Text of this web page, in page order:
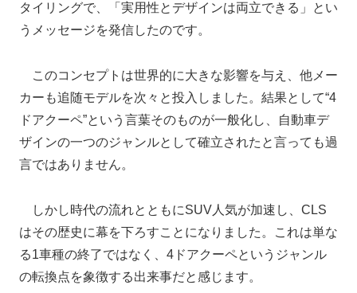
タイリングで、「実用性とデザインは両立できる」とい
うメッセージを発信したのです。
このコンセプトは世界的に大きな影響を与え、他メー
カーも追随モデルを次々と投入しました。結果として“4
ドアクーペ”という言葉そのものが一般化し、自動車デ
ザインの一つのジャンルとして確立されたと言っても過
言ではありません。
しかし時代の流れとともにSUV人気が加速し、CLS
はその歴史に幕を下ろすことになりました。これは単な
る1車種の終了ではなく、4ドアクーペというジャンル
の転換点を象徴する出来事だと感じます。